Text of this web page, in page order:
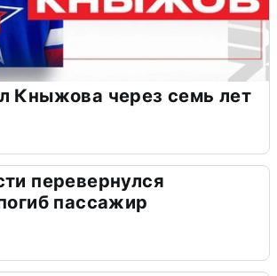
Кныжова через семь лет
перевернулся
пассажир